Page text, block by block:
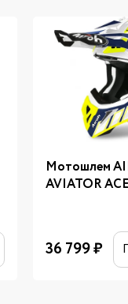
Мотошлем
AVIATOR
36 799₽